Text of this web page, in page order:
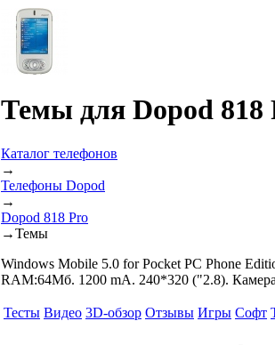
Темы для Dopod 818
Каталог телефонов
→
Телефоны Dopod
→
Dopod 818 Pro
→Темы
Windows Mobile 5.0 for Pocket PC Phone
RAM:64Мб. 1200 mA. 240*320 ("2.8).
Тесты Видео 3D-обзор Отзывы Игры Софт